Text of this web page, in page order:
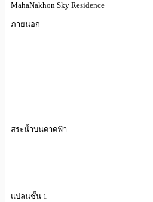
MahaNakhon Sky Residence
ภายนอก
สระน้ำบนดาดฟ้า
แปลนชั้น 1